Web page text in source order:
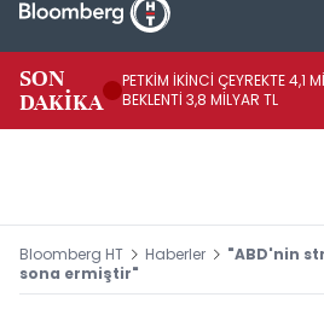
SON
DAKİKA
PETKİM İKİNCİ ÇEYREKTE 4,1
BEKLENTİ 3,8 MİLYAR TL
Bloomberg HT Haberler
"ABD'nin
sona ermiştir"